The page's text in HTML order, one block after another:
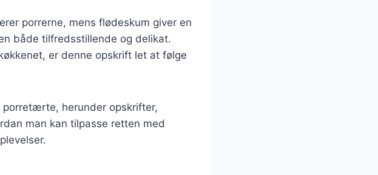
porrerne, mens flødeskum giver en
både tilfredsstillende og delikat.
er denne opskrift let at følge
herunder opskrifter,
man kan tilpasse retten med